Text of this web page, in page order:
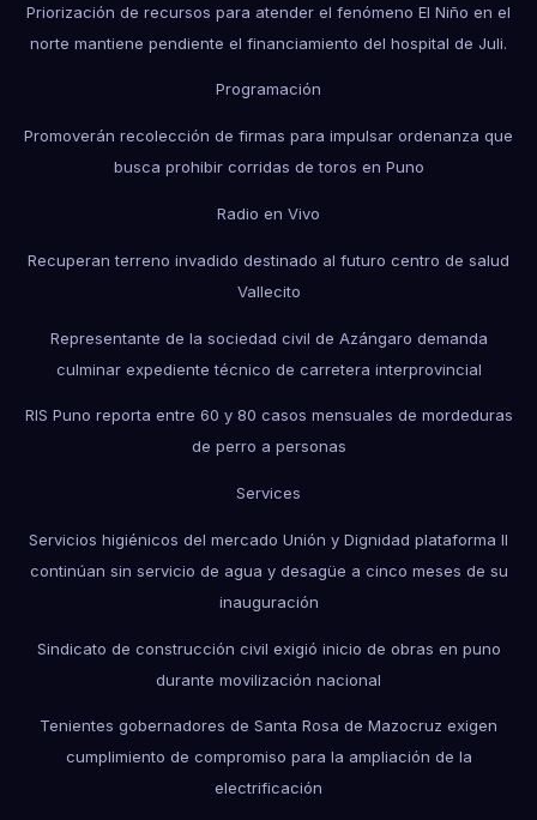
Priorización de recursos para atender el fenómeno El Niño en el
norte mantiene pendiente el financiamiento del hospital de Juli.
Programación
Promoverán recolección de firmas para impulsar ordenanza que
busca prohibir corridas de toros en Puno
Radio en Vivo
Recuperan terreno invadido destinado al futuro centro de salud
Vallecito
Representante de la sociedad civil de Azángaro demanda
culminar expediente técnico de carretera interprovincial
RIS Puno reporta entre 60 y 80 casos mensuales de mordeduras
de perro a personas
Services
Servicios higiénicos del mercado Unión y Dignidad plataforma II
continúan sin servicio de agua y desagüe a cinco meses de su
inauguración
Sindicato de construcción civil exigió inicio de obras en puno
durante movilización nacional
Tenientes gobernadores de Santa Rosa de Mazocruz exigen
cumplimiento de compromiso para la ampliación de la
electrificación